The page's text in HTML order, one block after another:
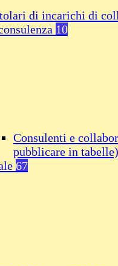
di incarichi di
10
Consulenti e
pubblicare in tabelle)
67